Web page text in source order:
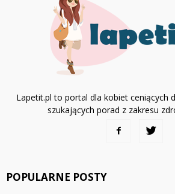
Lapetit.pl to portal dla kobiet ceniących
szukających porad z zakresu
POPULARNE POSTY